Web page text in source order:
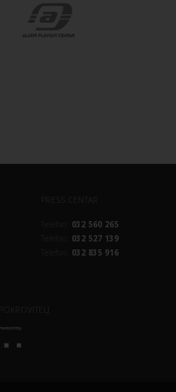
032 560 265
032 527 139
032 835 916